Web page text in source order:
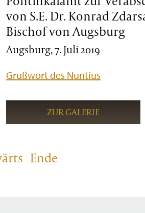
von S.E. Dr. Konrad
Bischof von Augsburg
Augsburg, 7. Juli 2019
Grußwort des Nuntius
ZUR GALERIE
Ende